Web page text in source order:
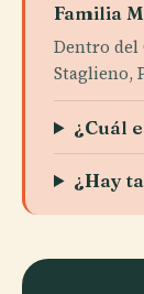
Familia
Dentro del
Staglieno,
¿Cuál
¿Hay